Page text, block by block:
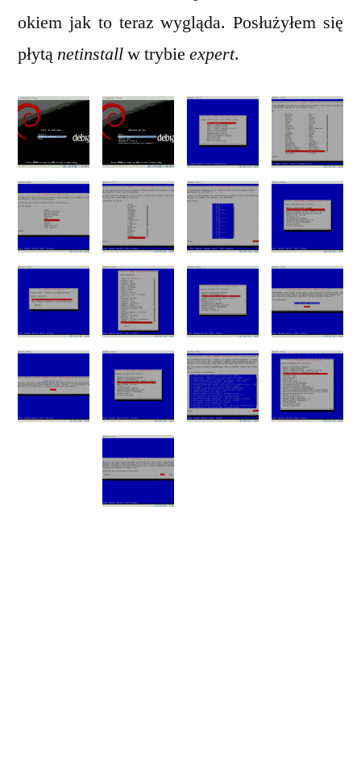
okiem jak to teraz wygląda. Posłużyłem się
płytąnetinstallw trybie expert.